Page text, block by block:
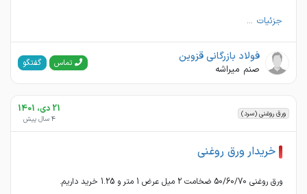
جزئیات ...
فولاد بازرگانی قزوین
صنم میراشه تماس گفتگو
ورق روغنی (سرد) 21 دی، 1401
4 سال پیش
خریدار ورق روغنی
ورق روغنی 50/60/70 ضخامت 2 میل عرض 1 متر و 1.25 خرید داریم.